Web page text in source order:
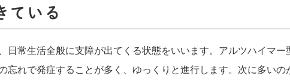
ている
日常生活全般に支障が出てくる状態をいいます。アルツハイマ
忘れで発症することが多く、ゆっくりと進行します。次に多い